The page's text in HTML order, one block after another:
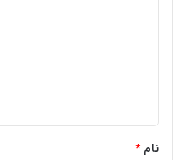
*
نام *